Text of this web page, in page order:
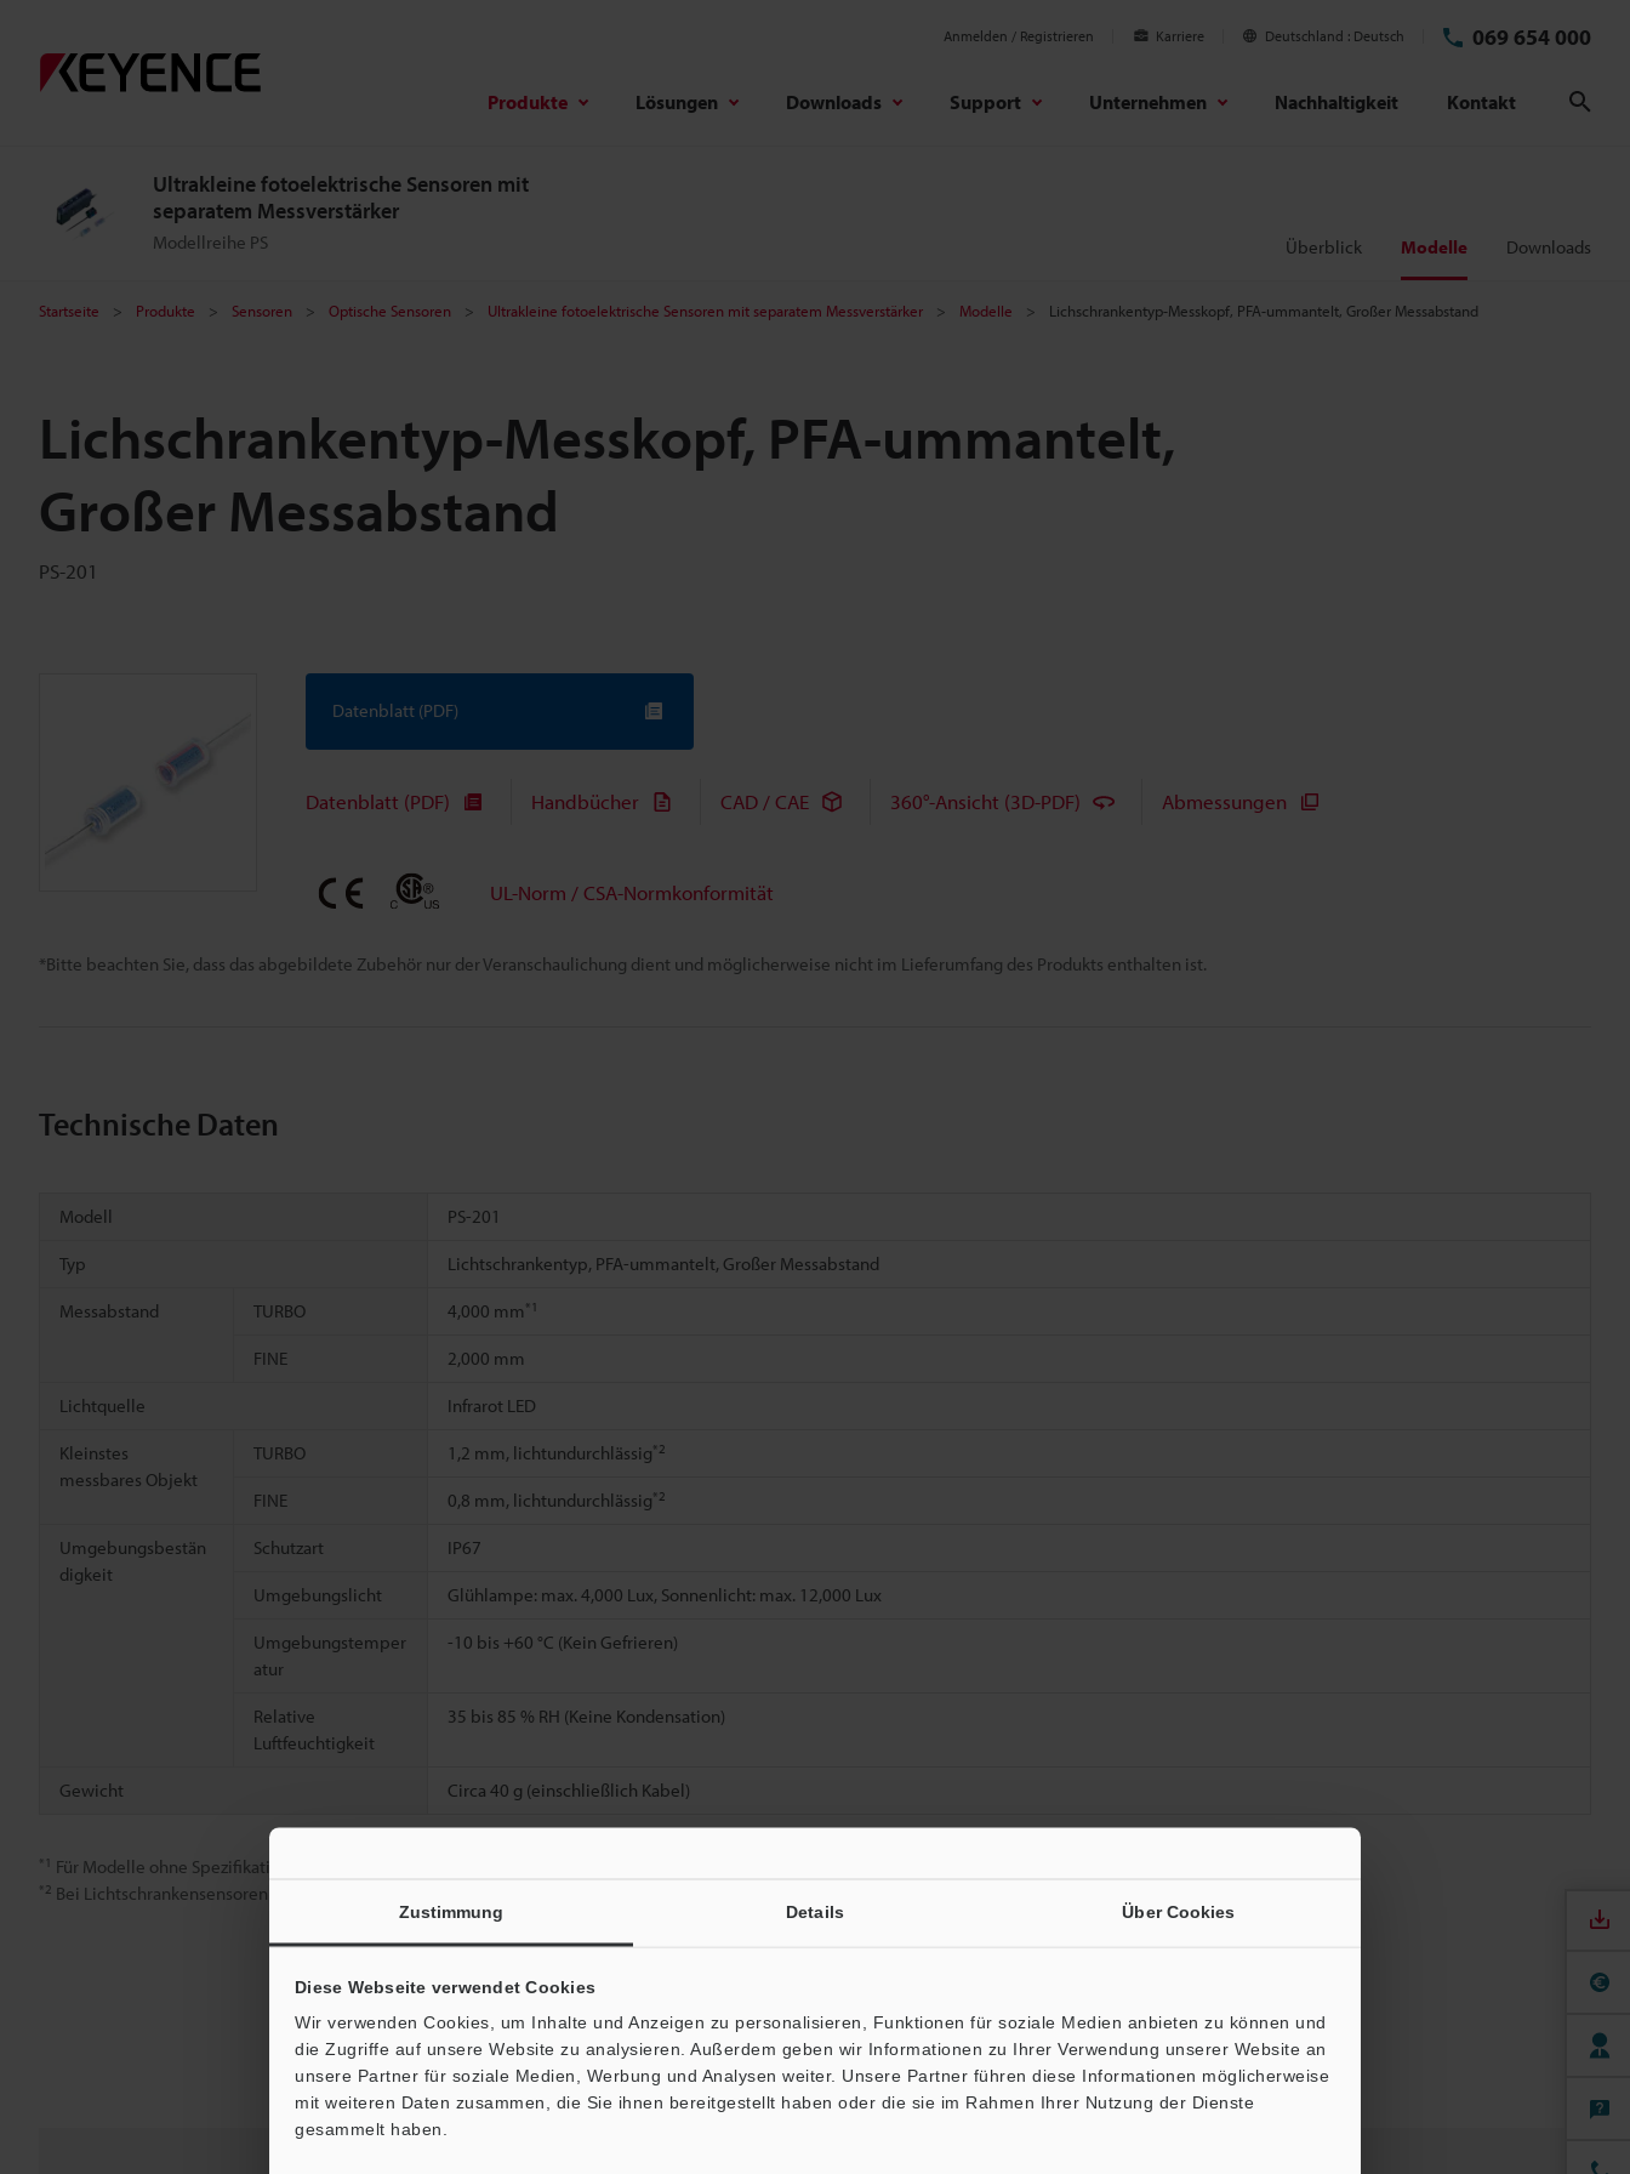
Zustimmung Details Über Cookies
Diese Webseite verwendet Cookies
Wir verwenden Cookies, um Inhalte und Anzeigen zu personalisieren, Funktionen für soziale Medien anbieten zu können und
die Zugriffe auf unsere Website zu analysieren. Außerdem geben wir Informationen zu Ihrer Verwendung unserer Website an
unsere Partner für soziale Medien, Werbung und Analysen weiter. Unsere Partner führen diese Informationen möglicherweise
mit weiteren Daten zusammen, die Sie ihnen bereitgestellt haben oder die sie im Rahmen Ihrer Nutzung der Dienste
gesammelt haben.
Anmelden / Registrieren Karriere Deutschland Deutsch 069 654 000
Produkte Lösungen Downloads Support Unternehmen Nachhaltigkeit Kontakt
Ultrakleine fotoelektrische Sensoren mit
separatem Messverstärker
Modellreihe PS Überblick Modelle Downloads
Startseite Produkte Sensoren Optische Sensoren Ultrakleine fotoelektrische Sensoren mit separatem Messverstärker Modelle Lichschrankentyp-Messkopf, PFA-ummantelt, Großer Messabstand
Lichschrankentyp-Messkopf, PFA-ummantelt,
Großer Messabstand
PS-201
*Bitte beachten Sie, dass das abgebildete Zubehör nur der Veranschaulichung dient und möglicherweise nicht im Lieferumfang des Produkts enthalten ist.
Datenblatt (PDF)
Datenblatt (PDF) Handbücher CAD / CAE 360°-Ansicht (3D-PDF) Abmessungen
UL-Norm / CSA-Normkonformität
Technische Daten
Modell PS-201
Typ Lichtschrankentyp, PFA-ummantelt, Großer Messabstand
Messabstand TURBO 4,000 mm *1
FINE 2,000 mm
Lichtquelle Infrarot LED
Kleinstes
messbares Objekt
TURBO 1,2 mm, lichtundurchlässig*2
FINE 0,8 mm, lichtundurchlässig*2
Umgebungsbestän
digkeit
Schutzart IP67
Umgebungslicht Glühlampe: max. 4,000 Lux, Sonnenlicht: max. 12,000 Lux
Umgebungstemper
atur
-10 bis +60 °C (Kein Gefrieren)
Relative
Luftfeuchtigkeit
35 bis 85 % RH (Keine Kondensation)
Gewicht Circa 40 g (einschließlich Kabel)
*1 Für Modelle ohne Spezifikation nur FINE-Modus verwenden.
*2 Bei Lichtschrankensensoren gibt das kleinste messbare Objekt die Größe eines messbaren Objekts aus dem höchstmöglichen Messabstand an.
Datenblatt (PDF) Andere Modelle